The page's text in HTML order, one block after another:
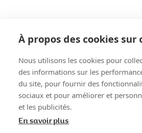
À propos des cookies sur
Nous utilisons les cookies pour
des informations sur les
du site, pour fournir des
sociaux et pour améliorer et
et les publicités.
En savoir plus
Tél. 04 79 84 30 91